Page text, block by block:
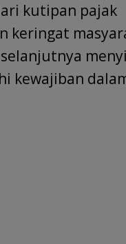
kutipan pajak
keringat
kewajiban